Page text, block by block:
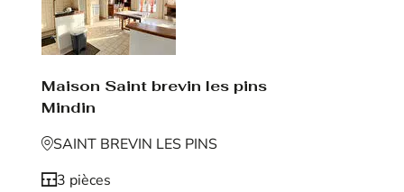
Maison Saint brevin les pins
Mindin
SAINT BREVIN LES PINS
3 pièces